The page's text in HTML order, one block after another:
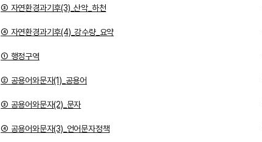
③ 자연환경과기후(3)_산악_하천
④ 자연환경과기후(4)_강수량_요약
① 행정구역
② 공용어와문자(1)_공용어
③ 공용어와문자(2)_문자
④ 공용어와문자(3)_언어문자정책